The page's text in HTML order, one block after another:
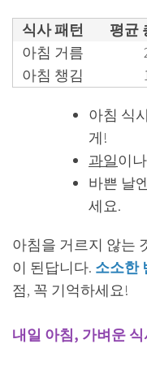
식사 패턴 평균
아침 거름
아침 챙김
아침 식
게!
과일이나
바쁜 날
세요.
아침을 거르지 않는
이 된답니다. 소소한
점, 꼭 기억하세요!
내일 아침, 가벼운